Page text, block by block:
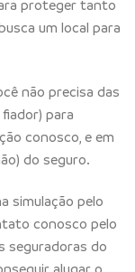
proteger tanto
um local para
não precisa das
para
conosco, e em
do seguro.
simulação pelo
conosco pelo
seguradoras do
alugar o